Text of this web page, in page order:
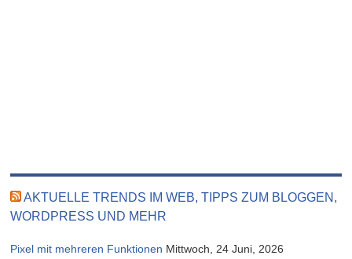
AKTUELLE TRENDS IM WEB, TIPPS ZUM BLOGGEN,
WORDPRESS UND MEHR
Pixel mit mehreren Funktionen Mittwoch, 24 Juni, 2026